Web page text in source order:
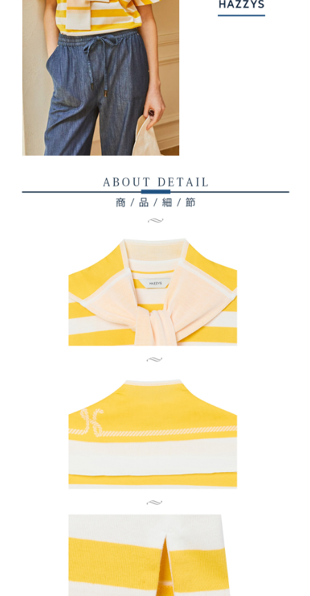
易，需依本服務之必要範圍內提供個人資料，並將交易相關給付款項請求債
權轉讓予恩沛科技股份有限公司。
２．關於個人資料處理事宜，請瀏覽以下網址：
https://aftee.tw/terms/#terms3
３．未成年的使用者請事先徵得法定代理人或監護人之同意方可使用
「AFTEE先享後付」，若未經同意申辦者引起之損失，本公司不負相關責
４．使用「AFTEE先享後付」時，將依據個別帳號之用戶狀況，依本公司即
時審查核予不同之上限額度；若仍有額度不足之情形，本公司將視審查結果
請求用戶進行身份認證。
５．嚴禁一人註冊多個帳號或使用他人資訊註冊。若發現惡意使用之情形，
恩沛科技股份有限公司將有權停止該用戶之使用額度並採取法律行動。
付款後7-11取貨
離島宅配